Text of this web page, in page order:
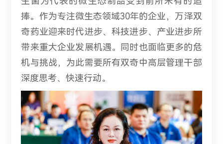
捧。作为专注微生态领域30年的企业，万泽双
奇药业迎来时代进步、科技进步、产业进步所
带来重大企业发展机遇。同时也面临更多的危
机与挑战，为此需要所有双奇中高层管理干部
深度思考、快速行动。